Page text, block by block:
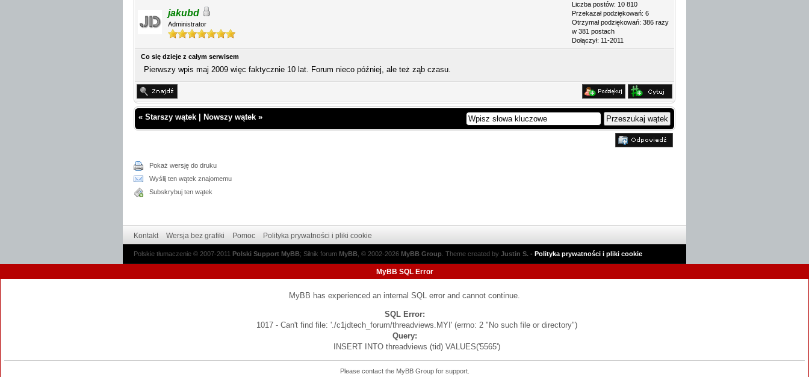
jakubd
Administrator
Liczba postów: 10 810
Przekazał podziękowań: 6
Otrzymał podziękowań: 386 razy
w 381 postach
Dołączył: 11-2011
Co się dzieje z całym serwisem
Pierwszy wpis maj 2009 więc faktycznie 10 lat. Forum nieco później, ale też ząb czasu.
« Starszy wątek Nowszy wątek »
Pokaż wersję do druku
Wyślij ten wątek znajomemu
Subskrybuj ten wątek
Kontakt Wersja bez grafiki Pomoc Polityka prywatności i pliki cookie
Polskie tłumaczenie © 2007-2011 Polski Support MyBB; Silnik forum MyBB , © 2002-2026 MyBB Group Theme created by Justin S. - Polityka prywatności i pliki cookie
MyBB SQL Error
MyBB has experienced an internal SQL error and cannot continue.
SQL Error:
1017 - Can't find file: './c1jdtech_forum/threadviews.MYI' (errno: 2 "No such file or directory")
Query:
INSERT INTO threadviews (tid) VALUES('5565')
Please contact the MyBB Groupfor support.